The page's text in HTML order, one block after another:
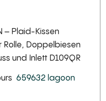
– Plaid-Kissen
Doppelbiesen
und Inlett D109QR
659632 lagoon